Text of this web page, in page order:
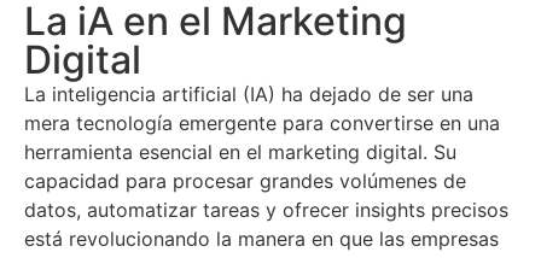
La iA en el Marketing
Digital
La inteligencia artificial (IA) ha dejado de ser una
mera tecnología emergente para convertirse en una
herramienta esencial en el marketing digital. Su
capacidad para procesar grandes volúmenes de
datos, automatizar tareas y ofrecer insights precisos
está revolucionando la manera en que las empresas